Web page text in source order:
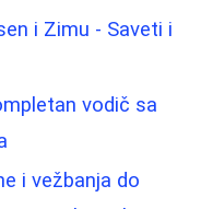
i Zimu - Saveti i
vodič sa
i vežbanja do